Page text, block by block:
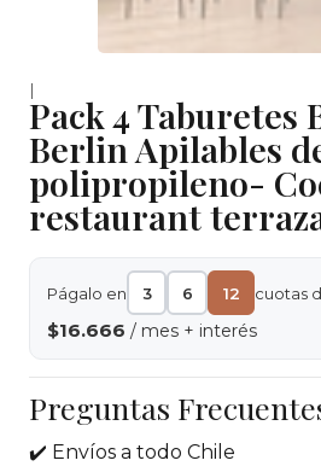
|
Pack 4 Taburetes
Berlin Apilables
polipropileno-
restaurant
Págalo en 3 6 12 cuotas
$16.666 / mes + interés
Preguntas
✔️ Envíos a todo Chile